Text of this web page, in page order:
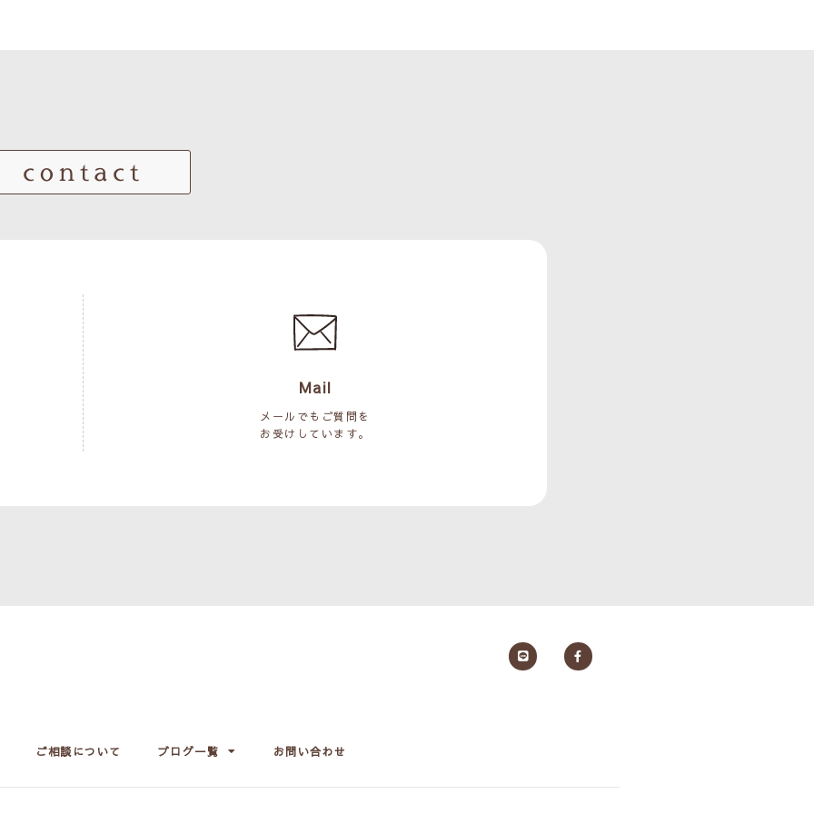
contact
Mail
メールでもご質問を
お受けしています。
ご相談について ブログ一覧 お問い合わせ